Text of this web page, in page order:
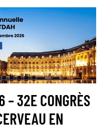
– 32E CONGRÈS
EN